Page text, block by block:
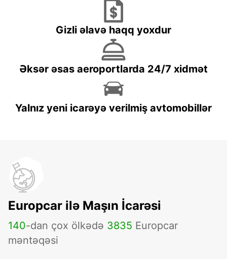
Gizli əlavə haqq yoxdur
Əksər əsas aeroportlarda 24/7 xidmət
Yalnız yeni icarəyə verilmiş avtomobillər
Europcar ilə Maşın İcarəsi
140-dan çox ölkədə 3835 Europcar
məntəqəsi